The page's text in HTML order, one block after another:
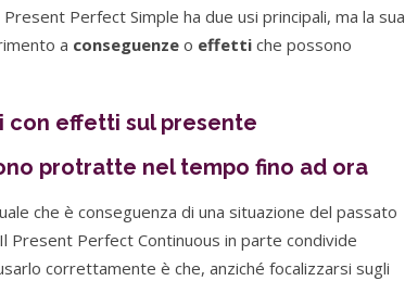
Perfect Simple ha due usi principali, ma la sua
a conseguenze o effetti che possono
effetti sul presente
protratte nel tempo fino ad ora
che è conseguenza di una situazione del passato
Present Perfect Continuous in parte condivide
correttamente è che, anziché focalizzarsi sugli